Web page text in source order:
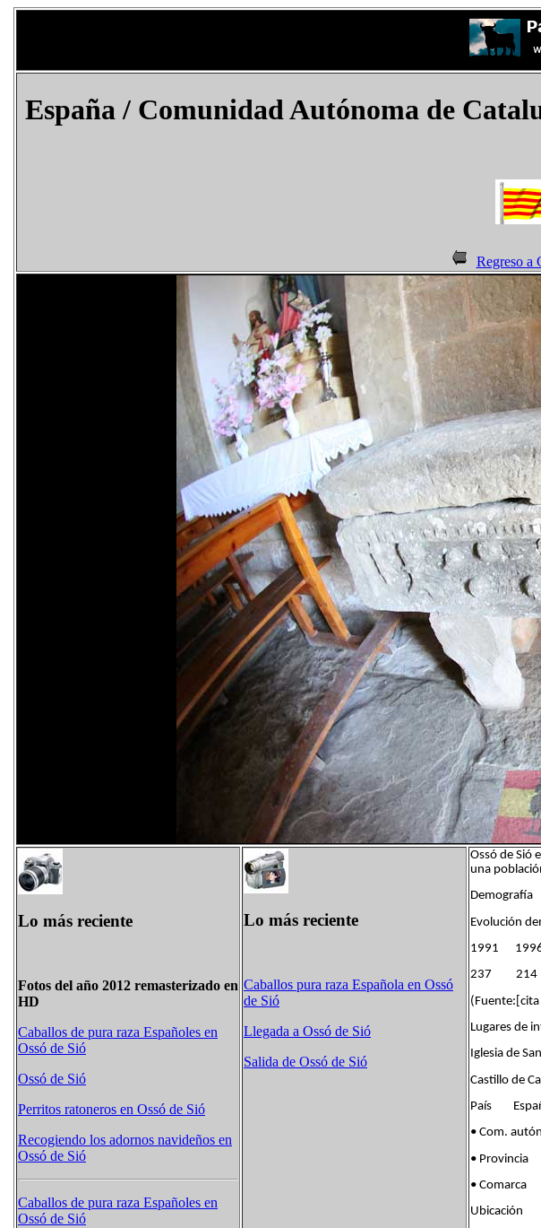
España/ Comunidad Autónoma de
Regreso a
Lo más reciente
Fotos del año 2012 remasterizado en
HD
Caballos de pura raza Españoles en
Ossó de Sió
Ossó de Sió
Perritos ratoneros en Ossó de Sió
Recogiendo los adornos navideños en
Ossó de Sió
Caballos de pura raza Españoles en
Ossó de Sió
Lo más reciente
Caballos pura raza Española en Ossó
de Sió
Llegada a Ossó de Sió
Salida de Ossó de Sió
Ossó de Sió
una
Demografía
Evolución
1991
237
Lugares de
Iglesia de
Castillo de
País
• Com.
•
•
Ubicación